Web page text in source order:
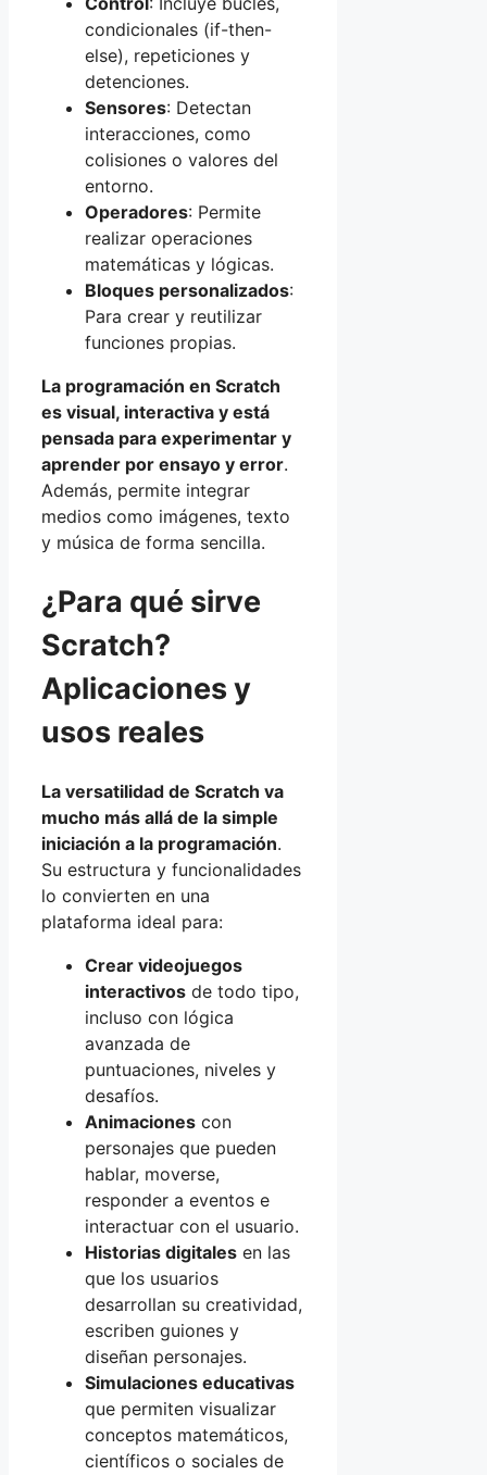
condicionales (if-then-
else), repeticiones y
detenciones.
Sensores: Detectan
interacciones, como
colisiones o valores del
entorno.
Operadores: Permite
realizar operaciones
matemáticas y lógicas.
Bloques personalizados:
Para crear y reutilizar
funciones propias.
La programación en Scratch
es visual, interactiva y está
pensada para experimentar y
aprender por ensayo y error.
Además, permite integrar
medios como imágenes, texto
y música de forma sencilla.
¿Para qué sirve
Scratch?
Aplicaciones y
usos reales
La versatilidad de Scratch va
mucho más allá de la simple
iniciación a la programación.
Su estructura y funcionalidades
lo convierten en una
plataforma ideal para:
Crear videojuegos
interactivos de todo tipo,
incluso con lógica
avanzada de
puntuaciones, niveles y
desafíos.
Animaciones con
personajes que pueden
hablar, moverse,
responder a eventos e
interactuar con el usuario.
Historias digitales en las
que los usuarios
desarrollan su creatividad,
escriben guiones y
diseñan personajes.
Simulaciones educativas
que permiten visualizar
conceptos matemáticos,
científicos o sociales de